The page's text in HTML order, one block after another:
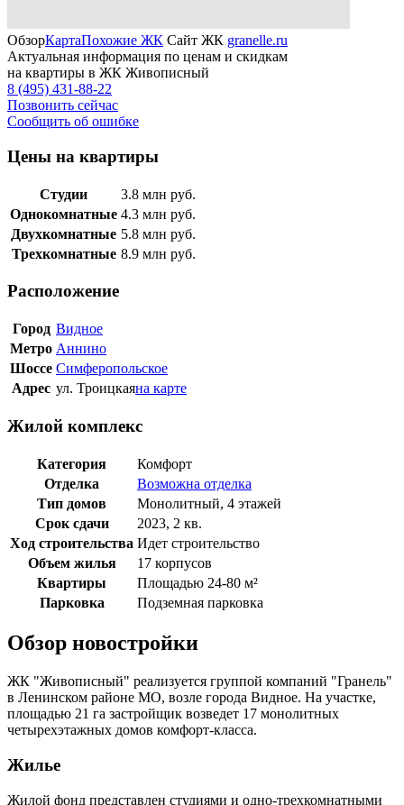
ОбзорКартаПохожие ЖК Сайт ЖК granelle.ru
Актуальная информация по ценам и скидкам
на квартиры в ЖК Живописный
8 (495) 431-88-22
Позвонить сейчас
Сообщить об ошибке
Цены на квартиры
Студии 3.8 млн руб.
Однокомнатные 4.3 млн руб.
Двухкомнатные 5.8 млн руб.
Трехкомнатные 8.9 млн руб.
Расположение
Город Видное
Метро Аннино
Шоссе Симферопольское
Адрес ул. Троицкаяна карте
Жилой комплекс
Категория
Комфорт
Отделка
Возможна отделка
Тип домов
Монолитный, 4 этажей
Срок сдачи
2023, 2 кв.
Ход строительства Идет строительство
Объем жилья
17 корпусов
Квартиры
Площадью 24-80 м²
Парковка
Подземная парковка
Обзор новостройки
ЖК "Живописный" реализуется группой компаний "Гранель"
в Ленинском районе МО, возле города Видное. На участке,
площадью 21 га застройщик возведет 17 монолитных
четырехэтажных домов комфорт-класса.
Жилье
Жилой фонд представлен студиями и одно-трехкомнатными